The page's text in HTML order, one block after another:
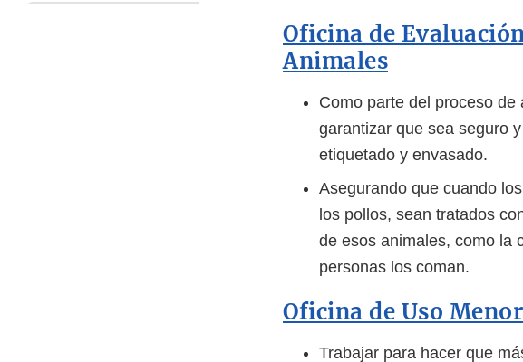
Oficina de
Animales
Como parte del proceso
garantizar que sea seguro
etiquetado y envasado.
Asegurando que cuando
los pollos, sean tratados
de esos animales, como la
personas los coman.
Oficina de Uso
Trabajar para hacer que